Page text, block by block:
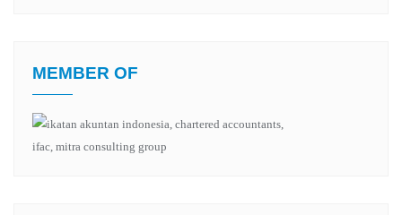
MEMBER OF